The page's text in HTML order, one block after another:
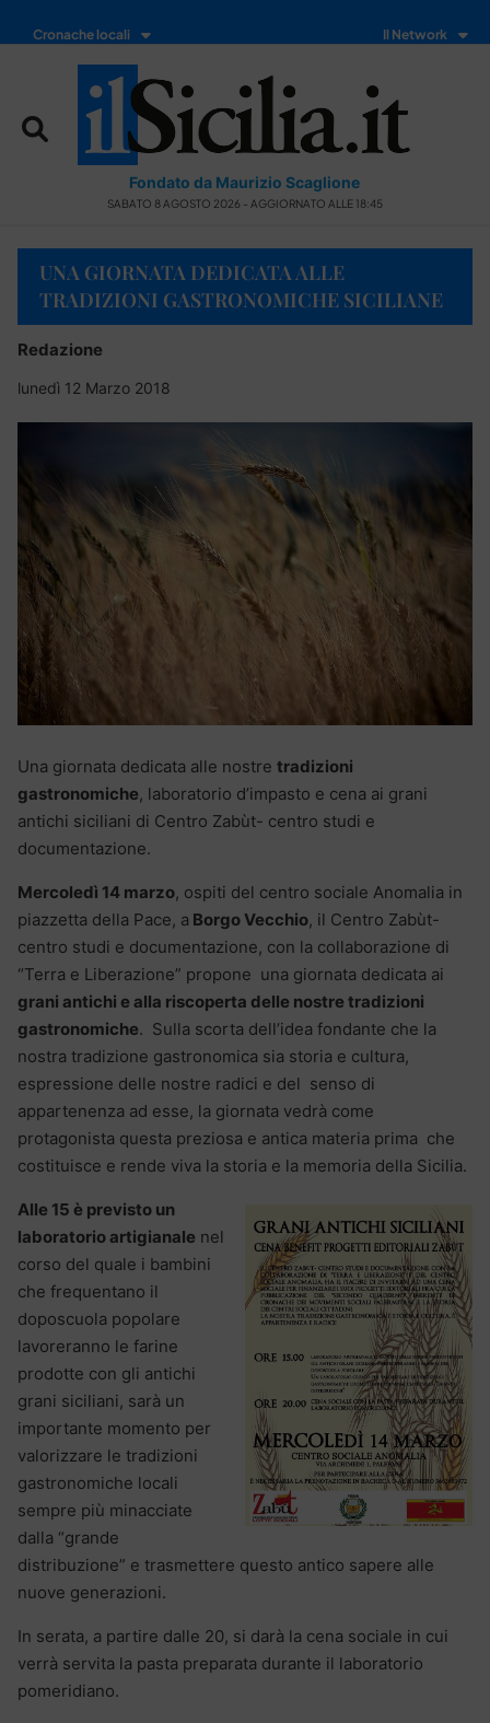
Cronache locali Il Network
Fondato da Maurizio Scaglione
SABATO 8 AGOSTO 2026 - AGGIORNATO ALLE 18:45
UNA GIORNATA DEDICATA ALLE
TRADIZIONI GASTRONOMICHE SICILIANE
Redazione
lunedì 12 Marzo 2018
Una giornata dedicata alle nostre tradizioni
gastronomiche, laboratorio d’impasto e cena ai grani
antichi siciliani di Centro Zabùt- centro studi e
documentazione.
Mercoledì 14 marzo, ospiti del centro sociale Anomalia in
piazzetta della Pace, a Borgo Vecchio, il Centro Zabùt-
centro studi e documentazione, con la collaborazione di
“Terra e Liberazione” propone una giornata dedicata ai
grani antichi e alla riscoperta delle nostre tradizioni
gastronomiche. Sulla scorta dell’idea fondante che la
nostra tradizione gastronomica sia storia e cultura,
espressione delle nostre radici e del senso di
appartenenza ad esse, la giornata vedrà come
protagonista questa preziosa e antica materia prima che
costituisce e rende viva la storia e la memoria della Sicilia.
Alle 15 è previsto un
laboratorio artigianale nel
corso del quale i bambini
che frequentano il
doposcuola popolare
lavoreranno le farine
prodotte con gli antichi
grani siciliani, sarà un
importante momento per
valorizzare le tradizioni
gastronomiche locali
sempre più minacciate
dalla “grande
distribuzione” e trasmettere questo antico sapere alle
nuove generazioni.
In serata, a partire dalle 20, si darà la cena sociale in cui
verrà servita la pasta preparata durante il laboratorio
pomeridiano.